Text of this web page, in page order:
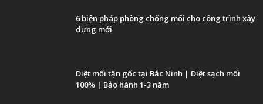
6 biện pháp phòng chống mối cho công trình xây
dựng mới
Diệt mối tận gốc tại Bắc Ninh | Diệt sạch mối
100% | Bảo hành 1-3 năm